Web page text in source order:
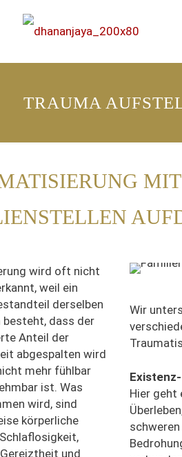
TRAUMA
MIT
wird oft nicht
weil ein
derselben
besteht, dass der
Anteil der
abgespalten wird
mehr fühlbar
ist. Was
wird, sind
körperliche
und
Wir
Hier geht